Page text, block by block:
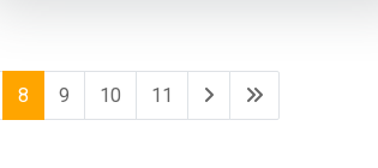
8 9 10 11